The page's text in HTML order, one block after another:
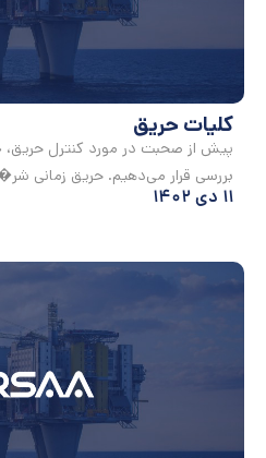
کلیات حریق
پیش از صحبت در مورد کنترل حریق،
بررسی قرار می‌دهیم. حریق زمانی
۱۱ دی ۱۴۰۲